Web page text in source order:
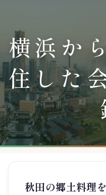
横浜か
住した
秋田の郷土料理